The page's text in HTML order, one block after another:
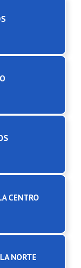
CENTRO
NORTE